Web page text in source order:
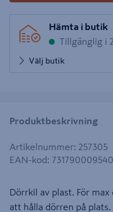
Hämta i butik
Tillgänglig i
Välj butik
Produktbeskrivning
Artikelnummer: 257305
EAN-kod:
Dörrkil av plast. För
att hålla dörren på